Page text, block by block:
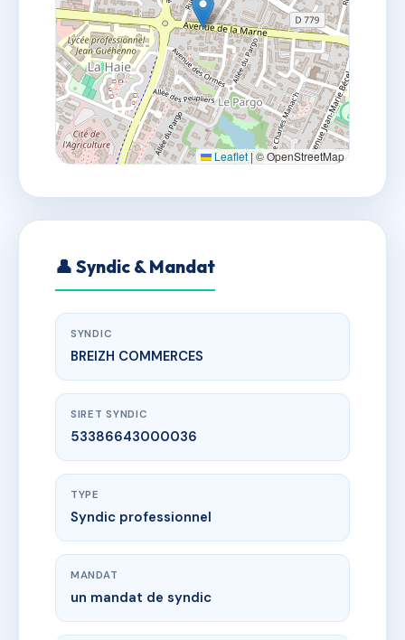
Leaflet|© OpenStreetMap
👤 Syndic & Mandat
SYNDIC
BREIZH COMMERCES
SIRET SYNDIC
53386643000036
TYPE
Syndic professionnel
MANDAT
un mandat de syndic